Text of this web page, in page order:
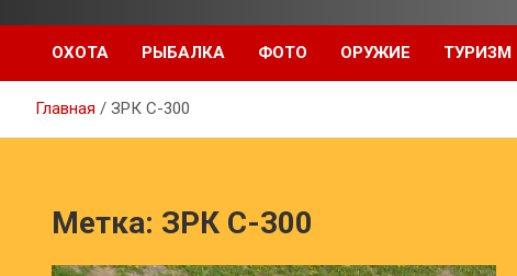
ОХОТА РЫБАЛКА ФОТО ОРУЖИЕ ТУРИЗМ
Главная ЗРК С-300
Метка: ЗРК С-300